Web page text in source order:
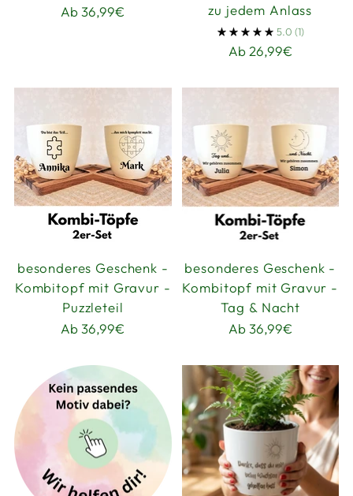
Ab 36,99€
zu jedem Anlass
5.0 (1)
Ab 26,99€
besonderes Geschenk -
Kombitopf mit Gravur -
Puzzleteil
Ab 36,99€
besonderes Geschenk -
Kombitopf mit Gravur -
Tag & Nacht
Ab 36,99€